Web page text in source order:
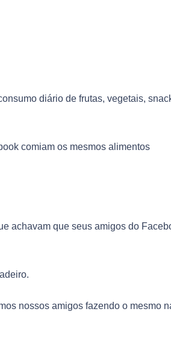
diário de frutas, vegetais,
comiam os mesmos alimentos
achavam que seus amigos do
nossos amigos fazendo o mesmo